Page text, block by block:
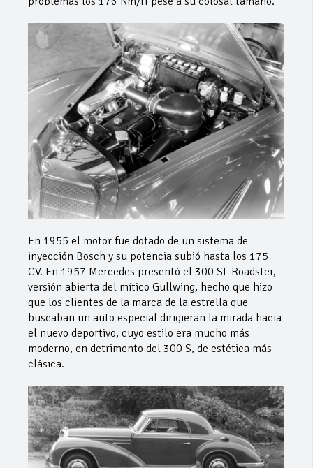
En 1955 el motor fue dotado de un sistema de
inyección Bosch y su potencia subió hasta los 175
CV. En 1957 Mercedes presentó el 300 SL Roadster,
versión abierta del mítico Gullwing, hecho que hizo
que los clientes de la marca de la estrella que
buscaban un auto especial dirigieran la mirada hacia
el nuevo deportivo, cuyo estilo era mucho más
moderno, en detrimento del 300 S, de estética más
clásica.